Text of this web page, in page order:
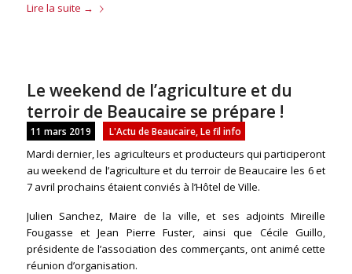
Lire la suite →
Le weekend de l’agriculture et du
terroir de Beaucaire se prépare !
11 mars 2019 L'Actu de Beaucaire, Le fil info
Mardi dernier, les agriculteurs et producteurs qui participeront
au weekend de l’agriculture et du terroir de Beaucaire les 6 et
7 avril prochains étaient conviés à l’Hôtel de Ville.
Julien Sanchez, Maire de la ville, et ses adjoints Mireille
Fougasse et Jean Pierre Fuster, ainsi que Cécile Guillo,
présidente de l’association des commerçants, ont animé cette
réunion d’organisation.